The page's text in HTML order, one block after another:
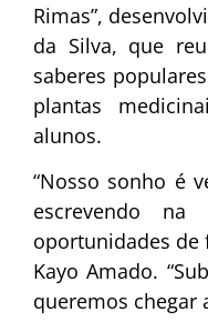
Rimas”,
da Silva, que
saberes
plantas
alunos.
“Nosso sonho é
escrevendo
oportunidades de
Kayo Amado.
queremos chegar